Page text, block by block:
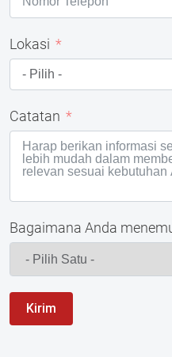
Lokasi
Catatan
Bagaimana Anda
Kirim